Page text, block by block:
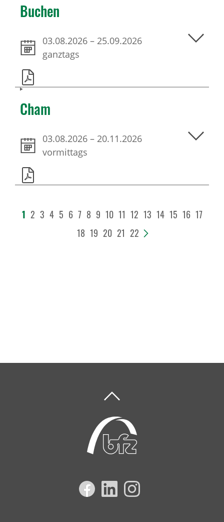
Buchen
03.08.2026 – 25.09.2026
ganztags
Cham
03.08.2026 – 20.11.2026
vormittags
1 2 3 4 5 6 7 8 9 10 11 12 13 14 15 16 17
18 19 20 21 22 >